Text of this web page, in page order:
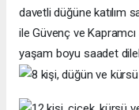
davetli düğüne katılım
ile Güvenç ve
yaşam boyu saadet